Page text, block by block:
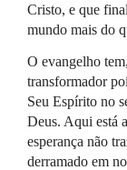
Cristo, e que
mundo mais do
O evangelho
transformador
Seu Espírito no
Deus. Aqui está
esperança não
derramado em